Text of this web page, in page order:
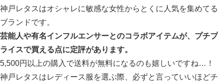
神戸レタスはオシャレに敏感な女性からとくに人気を集めてる
ブランドです。
芸能人や有名インフルエンサーとのコラボアイテムが、プチプ
ライスで買える点に定評があります。
5,500円以上の購入で送料が無料になるのも嬉しいですね…！
神戸レタスはレディース服を選ぶ際、必ずと言っていいほどチ